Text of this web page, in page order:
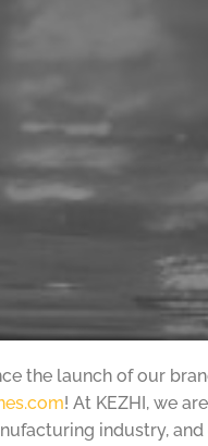
the launch of our
! At KEZHI, we
industry,